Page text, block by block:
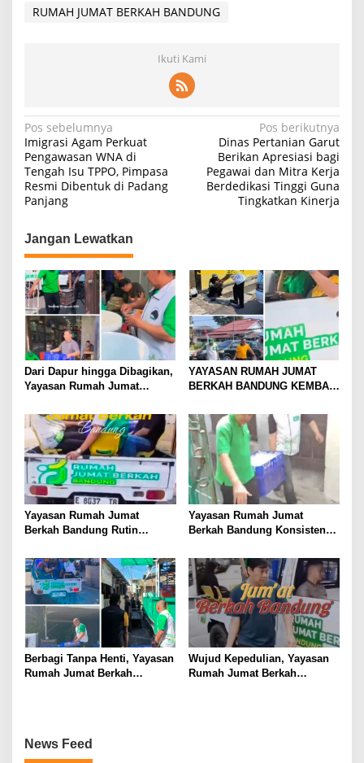
RUMAH JUMAT BERKAH BANDUNG
Ikuti Kami
Navigasi
pos
Pos sebelumnya
Imigrasi Agam Perkuat
Pengawasan WNA di
Tengah Isu TPPO, Pimpasa
Resmi Dibentuk di Padang
Panjang
Pos berikutnya
Dinas Pertanian Garut
Berikan Apresiasi bagi
Pegawai dan Mitra Kerja
Berdedikasi Tinggi Guna
Tingkatkan Kinerja
Jangan Lewatkan
Dari Dapur hingga Dibagikan,
Yayasan Rumah Jumat
Semangat Berbagi
YAYASAN RUMAH JUMAT
BERKAH BANDUNG KEMBALI
BAGIKAN MAKANAN KE
MASJID DAN MASYARAKAT
DI JALANAN
Yayasan Rumah Jumat
Berkah Bandung Rutin
kepada Masjid dan Warga di
Jalanan
Yayasan Rumah Jumat
Berkah Bandung Konsisten
Jumat, DKM dan Jemaah
Berikan Apresiasi
Berbagi Tanpa Henti, Yayasan
Rumah Jumat Berkah
Wujud Kepedulian, Yayasan
Rumah Jumat Berkah
News Feed